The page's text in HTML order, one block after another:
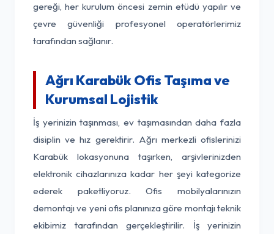
gereği, her kurulum öncesi zemin etüdü yapılır ve
çevre güvenliği profesyonel operatörlerimiz
tarafından sağlanır.
Ağrı Karabük Ofis Taşıma ve
Kurumsal Lojistik
İş yerinizin taşınması, ev taşımasından daha fazla
disiplin ve hız gerektirir. Ağrı merkezli ofislerinizi
Karabük lokasyonuna taşırken, arşivlerinizden
elektronik cihazlarınıza kadar her şeyi kategorize
ederek paketliyoruz. Ofis mobilyalarınızın
demontajı ve yeni ofis planınıza göre montajı teknik
ekibimiz tarafından gerçekleştirilir. İş yerinizin